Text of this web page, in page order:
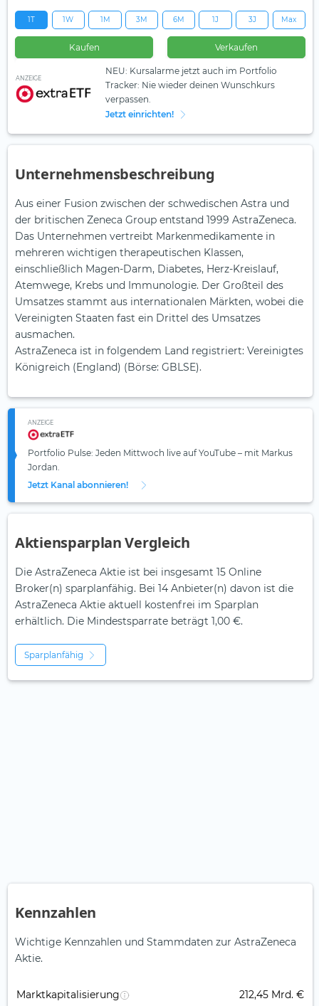
1T 1W 1M 3M 6M 1J 3J Max
Kaufen Verkaufen
ANZEIGE
NEU: Kursalarme jetzt auch im Portfolio
Tracker: Nie wieder deinen Wunschkurs
verpassen.
Jetzt einrichten!
Unternehmensbeschreibung
Aus einer Fusion zwischen der schwedischen Astra und
der britischen Zeneca Group entstand 1999 AstraZeneca.
Das Unternehmen vertreibt Markenmedikamente in
mehreren wichtigen therapeutischen Klassen,
einschließlich Magen-Darm, Diabetes, Herz-Kreislauf,
Atemwege, Krebs und Immunologie. Der Großteil des
Umsatzes stammt aus internationalen Märkten, wobei die
Vereinigten Staaten fast ein Drittel des Umsatzes
ausmachen.
AstraZeneca ist in folgendem Land registriert: Vereinigtes
Königreich (England) (Börse: GBLSE).
ANZEIGE
Portfolio Pulse: Jeden Mittwoch live auf YouTube – mit Markus
Jordan.
Jetzt Kanal abonnieren!
Aktiensparplan Vergleich
Die AstraZeneca Aktie ist bei insgesamt 15 Online
Broker(n) sparplanfähig. Bei 14 Anbieter(n) davon ist die
AstraZeneca Aktie aktuell kostenfrei im Sparplan
erhältlich. Die Mindestsparrate beträgt 1,00 €.
Sparplanfähig
Kennzahlen
Wichtige Kennzahlen und Stammdaten zur AstraZeneca
Aktie.
Marktkapitalisierung 212,45 Mrd. €